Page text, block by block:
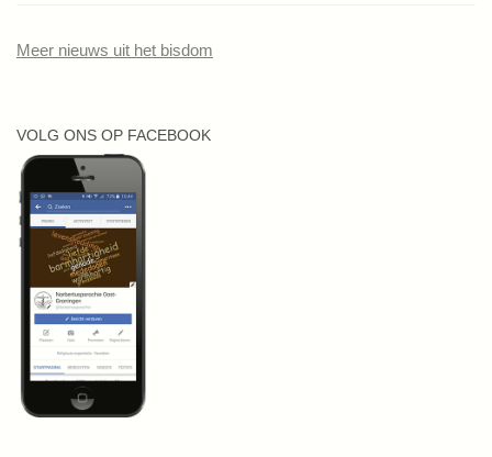
Meer nieuws uit het bisdom
VOLG ONS OP FACEBOOK